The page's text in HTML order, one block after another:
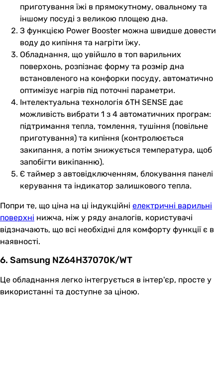
приготування їжі в прямокутному, овальному та
іншому посуді з великою площею дна.
З функцією Power Booster можна швидше довести
воду до кипіння та нагріти їжу.
Обладнання, що увійшло в топ варильних
поверхонь, розпізнає форму та розмір дна
встановленого на конфорки посуду, автоматично
оптимізує нагрів під поточні параметри.
Інтелектуальна технологія 6TH SENSE дає
можливість вибрати 1 з 4 автоматичних програм:
підтримання тепла, томлення, тушіння (повільне
приготування) та кипіння (контролюється
закипання, а потім знижується температура, щоб
запобігти викіпанню).
Є таймер з автовідключенням, блокування панелі
керування та індикатор залишкового тепла.
Попри те, що ціна на ці індукційні електричні варильні
поверхні нижча, ніж у ряду аналогів, користувачі
відзначають, що всі необхідні для комфорту функції є в
наявності.
6. Samsung NZ64H37070K/WT
Це обладнання легко інтегрується в інтер'єр, просте у
використанні та доступне за ціною.